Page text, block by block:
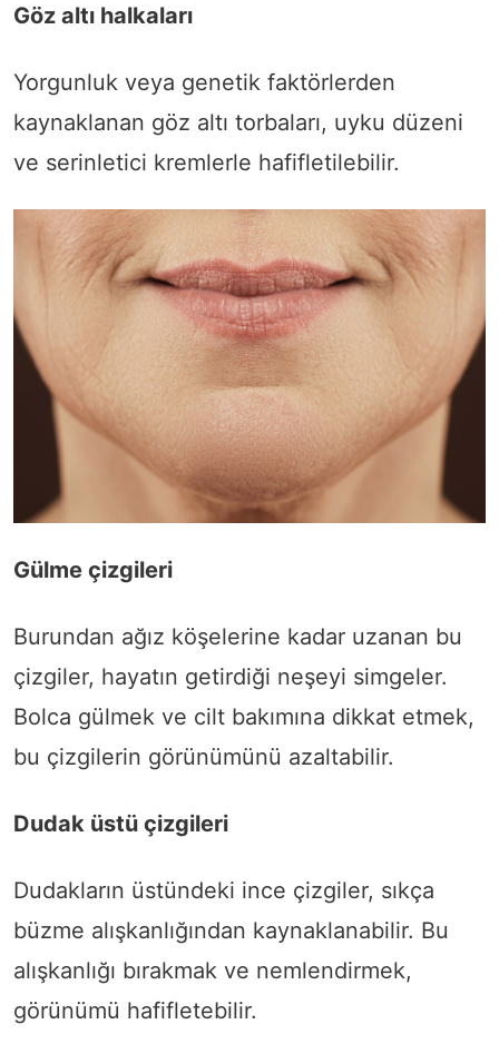
Göz altı halkaları
Yorgunluk veya genetik faktörlerden
kaynaklanan göz altı torbaları, uyku düzeni
ve serinletici kremlerle hafifletilebilir.
Gülme çizgileri
Burundan ağız köşelerine kadar uzanan bu
çizgiler, hayatın getirdiği neşeyi simgeler.
Bolca gülmek ve cilt bakımına dikkat etmek,
bu çizgilerin görünümünü azaltabilir.
Dudak üstü çizgileri
Dudakların üstündeki ince çizgiler, sıkça
büzme alışkanlığından kaynaklanabilir. Bu
alışkanlığı bırakmak ve nemlendirmek,
görünümü hafifletebilir.